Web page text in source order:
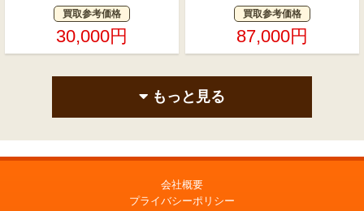
買取参考価格
30,000円
買取参考価格
87,000円
もっと見る
会社概要
プライバシーポリシー